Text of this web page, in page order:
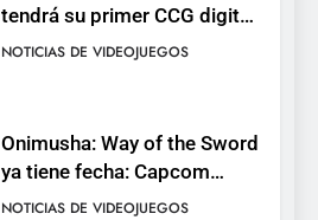
ya tiene fecha: Capcom
lanza demo gratuita y abre
NOTICIAS DE VIDEOJUEGOS
No Rest for the Wicked
confirma su versión 1.0 para
octubre en PS5 y PC
NOTICIAS DE VIDEOJUEGOS